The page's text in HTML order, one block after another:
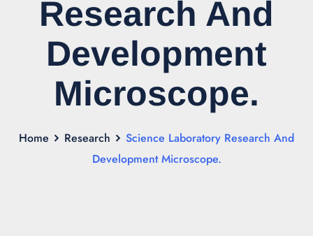
Research And
Development
Microscope.
Home Research
Science Laboratory Research And
Development Microscope.